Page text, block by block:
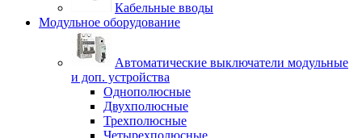
Кабельные вводы
Модульное оборудование
Автоматические выключатели модульные
и доп. устройства
Однополюсные
Двухполюсные
Трехполюсные
Четырехполюсные